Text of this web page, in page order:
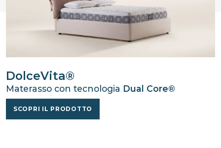
DolceVita®
Materasso con tecnologia Dual Core®
SCOPRI IL PRODOTTO